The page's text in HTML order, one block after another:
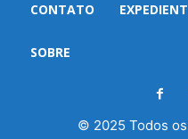
CONTATO
SOBRE
© 2025 Todos